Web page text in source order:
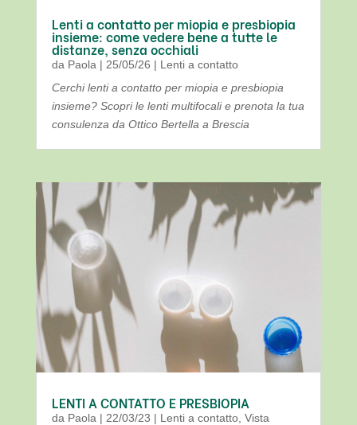
Lenti a contatto per miopia e presbiopia
insieme: come vedere bene a tutte le
distanze, senza occhiali
da Paola | 25/05/26 | Lenti a contatto
Cerchi lenti a contatto per miopia e presbiopia
insieme? Scopri le lenti multifocali e prenota la tua
consulenza da Ottico Bertella a Brescia
LENTI A CONTATTO E PRESBIOPIA
da Paola | 22/03/23 | Lenti a contatto, Vista